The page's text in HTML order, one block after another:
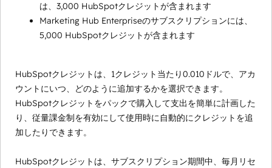
は、3,000 HubSpotクレジットが含まれます
Marketing Hub Enterpriseのサブスクリプションには、
5,000 HubSpotクレジットが含まれます
HubSpotクレジットは、1クレジット当たり0.010ドルで、アカ
ウントにいつ、どのように追加するかを選択できます。
HubSpotクレジットをパックで購入して支出を簡単に計画した
り、従量課金制を有効にして使用時に自動的にクレジットを追
加したりできます。
HubSpotクレジットは、サブスクリプション期間中、毎月リセ